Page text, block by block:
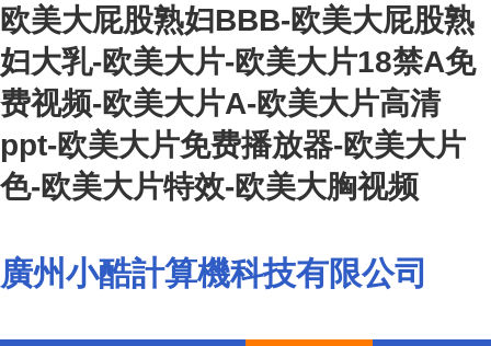
欧美大屁股熟妇BBB-欧美大屁股熟
妇大乳-欧美大片-欧美大片18禁A免
费视频-欧美大片A-欧美大片高清
ppt-欧美大片免费播放器-欧美大片
色-欧美大片特效-欧美大胸视频
廣州小酷計算機科技有限公司